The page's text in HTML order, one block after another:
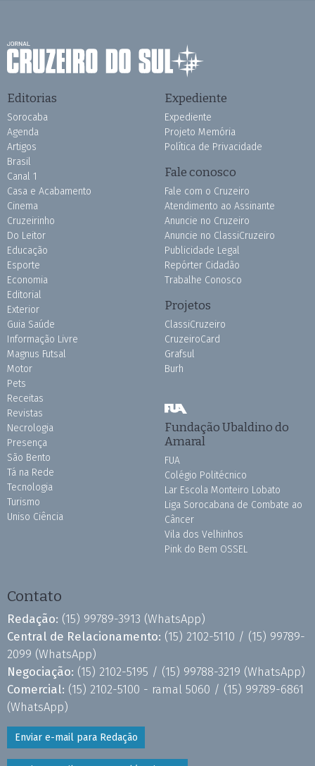
Editorias
Sorocaba
Agenda
Artigos
Brasil
Canal 1
Casa e Acabamento
Cinema
Cruzeirinho
Do Leitor
Educação
Esporte
Economia
Editorial
Exterior
Guia Saúde
Informação Livre
Magnus Futsal
Motor
Pets
Receitas
Revistas
Necrologia
Presença
São Bento
Tá na Rede
Tecnologia
Turismo
Uniso Ciência
Expediente
Expediente
Projeto Memória
Política de Privacidade
Fale conosco
Fale com o Cruzeiro
Atendimento ao Assinante
Anuncie no Cruzeiro
Anuncie no ClassiCruzeiro
Publicidade Legal
Repórter Cidadão
Trabalhe Conosco
Projetos
ClassiCruzeiro
CruzeiroCard
Grafsul
Burh
Fundação Ubaldino do
Amaral
FUA
Colégio Politécnico
Lar Escola Monteiro Lobato
Liga Sorocabana de Combate ao
Câncer
Vila dos Velhinhos
Pink do Bem OSSEL
Contato
Redação: (15) 99789-3913 (WhatsApp)
Central de Relacionamento: (15) 2102-5110 / (15) 99789-
2099 (WhatsApp)
Negociação: (15) 2102-5195 / (15) 99788-3219 (WhatsApp)
Comercial: (15) 2102-5100 - ramal 5060 / (15) 99789-6861
(WhatsApp)
Enviar e-mail para Redação